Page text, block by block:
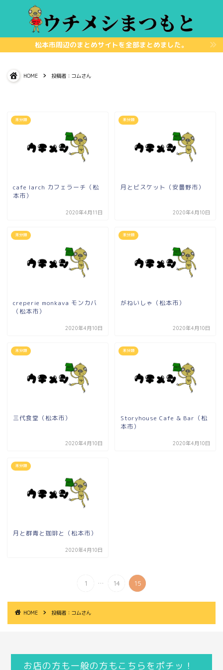
松本市周辺のまとめサイトを全部まとめました。
HOME 投稿者：コムさん
未分類
cafe larch カフェラーチ（松
本市）
2020年4月11日
未分類
月とビスケット（安曇野市）
2020年4月10日
未分類
creperie monkava モンカバ
（松本市）
2020年4月10日
未分類
がねいしゃ（松本市）
2020年4月10日
未分類
三代食堂（松本市）
2020年4月10日
未分類
Storyhouse Cafe & Bar（松
本市）
2020年4月10日
未分類
月と群青と珈琲と（松本市）
2020年4月10日
1 ... 14 15
HOME 投稿者：コムさん
お店の方も一般の方もこちらをポチッ！